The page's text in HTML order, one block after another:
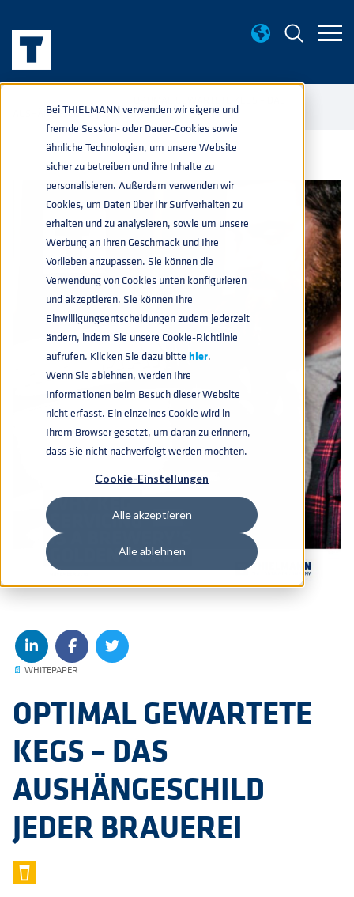
Bei THIELMANN verwenden wir eigene und
fremde Session- oder Dauer-Cookies sowie
ähnliche Technologien, um unsere Website
sicher zu betreiben und ihre Inhalte zu
personalisieren. Außerdem verwenden wir
Cookies, um Daten über Ihr Surfverhalten zu
erhalten und zu analysieren, sowie um unsere
Werbung an Ihren Geschmack und Ihre
Vorlieben anzupassen. Sie können die
Verwendung von Cookies unten konfigurieren
und akzeptieren. Sie können Ihre
Einwilligungsentscheidungen zudem jederzeit
ändern, indem Sie unsere Cookie-Richtlinie
aufrufen. Klicken Sie dazu bitte hier.
Wenn Sie ablehnen, werden Ihre
Informationen beim Besuch dieser Website
nicht erfasst. Ein einzelnes Cookie wird in
Ihrem Browser gesetzt, um daran zu erinnern,
dass Sie nicht nachverfolgt werden möchten.
Cookie-Einstellungen
Alle akzeptieren
Alle ablehnen
AUSHÄNGESCHILD JEDER BRAUEREI
📄 WHITEPAPER
OPTIMAL GEWARTETE
KEGS – DAS
AUSHÄNGESCHILD
JEDER BRAUEREI